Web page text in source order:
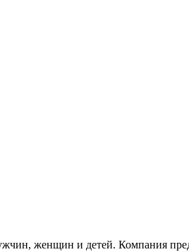
женщин и детей. Компания